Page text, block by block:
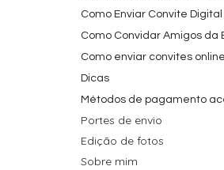
Como Enviar Convite
Como Convidar Amigos da
Como enviar convites
Dicas
Métodos de pagamento
Portes de envio
Edição de fotos
Sobre mim